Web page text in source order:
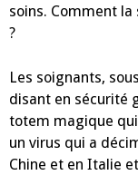
soins. Comment
?
Les soignants,
disant en sécurité
totem magique
un virus qui a
Chine et en Italie